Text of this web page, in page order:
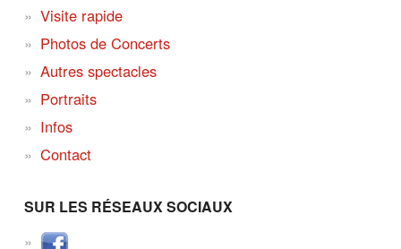
Visite rapide
Photos de Concerts
Autres spectacles
Portraits
Infos
Contact
SUR LES RÉSEAUX SOCIAUX